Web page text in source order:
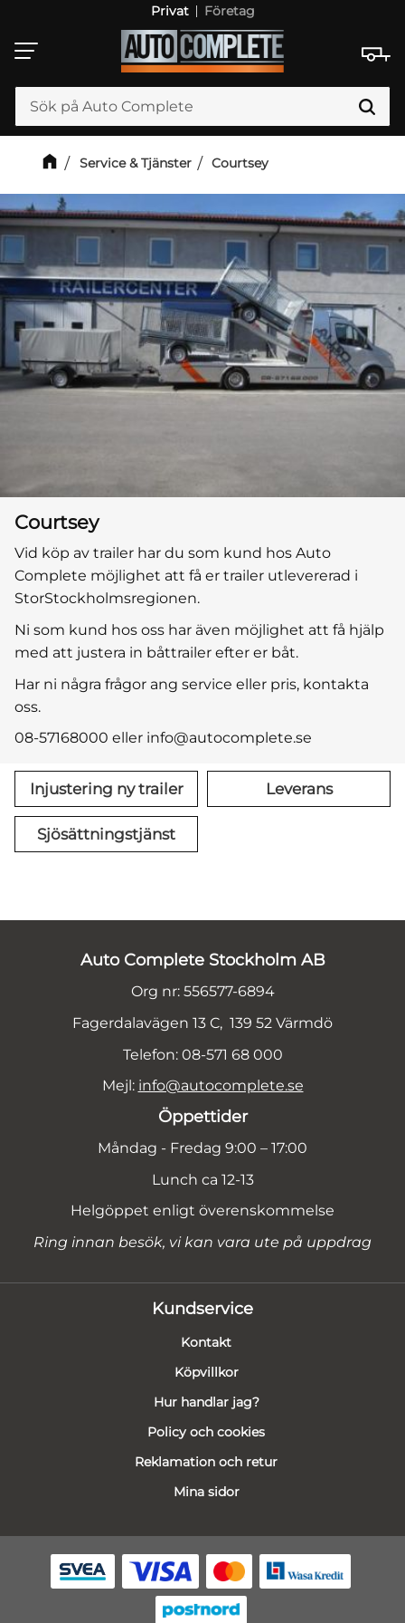
Meny
Privat Företag
Service & Tjänster Courtsey
Courtsey
Vid köp av trailer har du som kund hos Auto
Complete möjlighet att få er trailer utlevererad i
StorStockholmsregionen.
Ni som kund hos oss har även möjlighet att få hjälp
med att justera in båttrailer efter er båt.
Har ni några frågor ang service eller pris, kontakta
oss.
08-57168000 eller info@autocomplete.se
Injustering ny trailer Leverans
Sjösättningstjänst
Auto Complete Stockholm AB
Org nr: 556577-6894
Fagerdalavägen 13 C, 139 52 Värmdö
Telefon: 08-571 68 000
Mejl: info@autocomplete.se
Öppettider
Måndag - Fredag 9:00 – 17:00
Lunch ca 12-13
Helgöppet enligt överenskommelse
Ring innan besök, vi kan vara ute på uppdrag
Kundservice
Kontakt
Köpvillkor
Hur handlar jag?
Policy och cookies
Reklamation och retur
Mina sidor